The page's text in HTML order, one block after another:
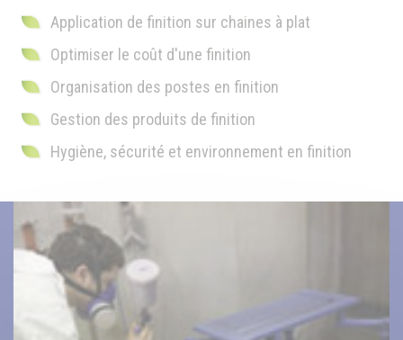
Application de finition sur chaines à plat
Optimiser le coût d'une finition
Organisation des postes en finition
Gestion des produits de finition
Hygiène, sécurité et environnement en finition